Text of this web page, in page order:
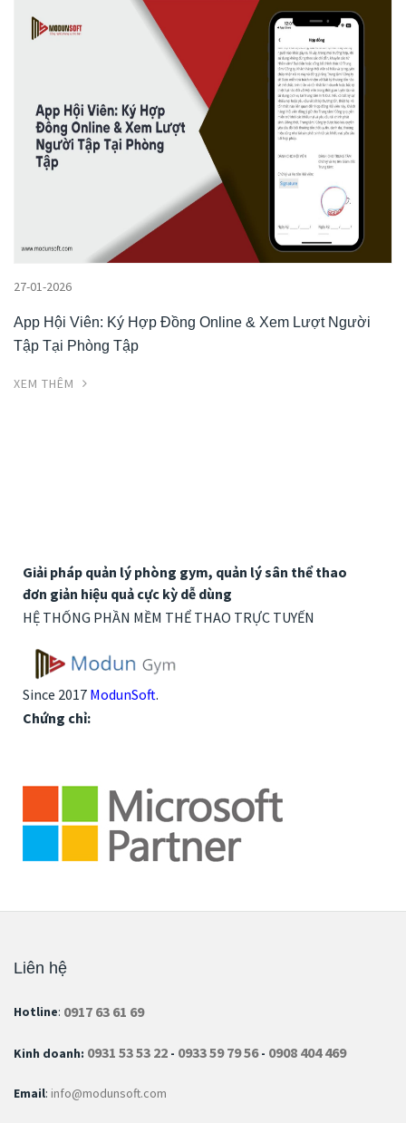
27-01-2026
App Hội Viên: Ký Hợp Đồng Online & Xem Lượt Người
Tập Tại Phòng Tập
XEM THÊM
Giải pháp quản lý phòng gym, quản lý sân thể thao
đơn giản hiệu quả cực kỳ dễ dùng
HỆ THỐNG PHẦN MỀM THỂ THAO TRỰC TUYẾN
Since 2017 ModunSoft.
Chứng chỉ:
Liên hệ
Hotline: 0917 63 61 69
Kinh doanh: 0931 53 53 22 - 0933 59 79 56- 0908 404 469
Email: info@modunsoft.com